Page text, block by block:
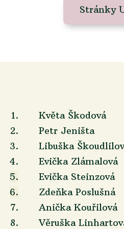
Stránky
2.
3.
4.
5.
6.
7.
8.
Květa Škodová
Petr Jeništa
Libuška
Evička Zlámalová
Evička Steinzová
Zdeňka Poslušná
Anička Kouřilová
Věruška